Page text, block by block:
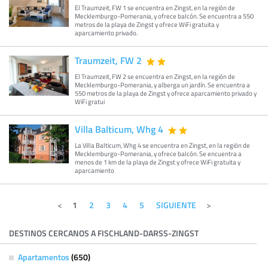
El Traumzeit, FW 1 se encuentra en Zingst, en la región de
Mecklemburgo-Pomerania, y ofrece balcón. Se encuentra a 550
metros de la playa de Zingst y ofrece WiFi gratuita y
aparcamiento privado.
Traumzeit, FW 2
El Traumzeit, FW 2 se encuentra en Zingst, en la región de
Mecklemburgo-Pomerania, y alberga un jardín. Se encuentra a
550 metros de la playa de Zingst y ofrece aparcamiento privado y
WiFi gratui
Villa Balticum, Whg 4
La Villa Balticum, Whg 4 se encuentra en Zingst, en la región de
Mecklemburgo-Pomerania, y ofrece balcón. Se encuentra a
menos de 1 km de la playa de Zingst y ofrece WiFi gratuita y
aparcamiento
1 2 3 4 5 SIGUIENTE
DESTINOS CERCANOS A FISCHLAND-DARSS-ZINGST
Apartamentos (650)